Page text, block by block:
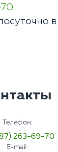
в
Телефон:
263-69-70
E-mail: